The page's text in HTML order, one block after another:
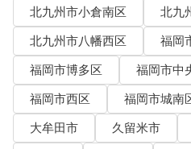
北九州市小倉南区
北九
北九州市八幡西区
福岡
福岡市博多区
福岡市中
福岡市西区
福岡市城南
大牟田市
久留米市